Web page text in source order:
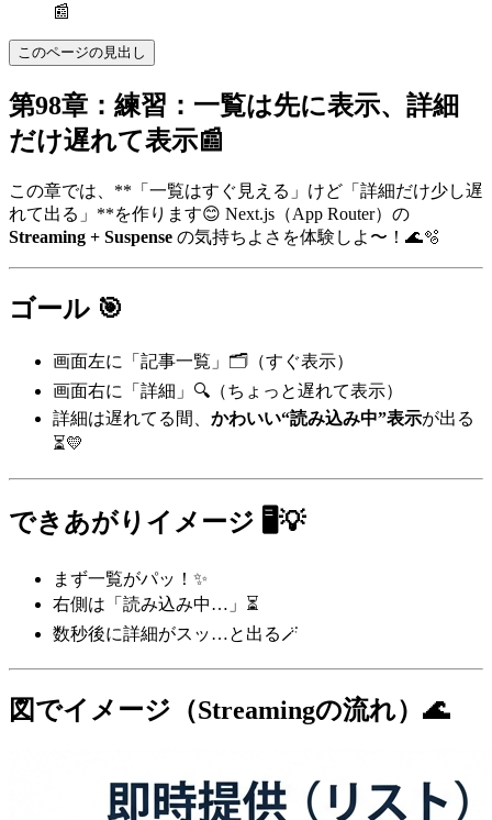
📰
このページの見出し
第98章：練習：一覧は先に表示、詳細
だけ遅れて表示📰
この章では、**「一覧はすぐ見える」けど「詳細だけ少し遅
れて出る」**を作ります😊 Next.js（App Router）の
Streaming + Suspense の気持ちよさを体験しよ〜！🌊🫧
ゴール 🎯
画面左に「記事一覧」🗂️（すぐ表示）
画面右に「詳細」🔍（ちょっと遅れて表示）
詳細は遅れてる間、 かわいい“読み込み中”表示が出る
⏳💛
できあがりイメージ 🖥️💡
まず一覧がパッ！✨
右側は「読み込み中…」⏳
数秒後に詳細がスッ…と出る🪄
図でイメージ（Streamingの流れ）🌊